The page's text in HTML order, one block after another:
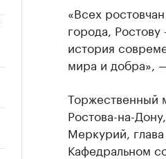
«Всех
города,
история
мира и добра»,
Торжественный
Ростова-на-
Меркурий,
Кафедральном